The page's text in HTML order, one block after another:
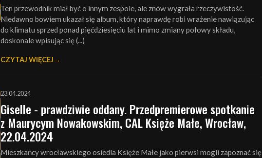
Ten przewodnik miał być o innym zespole, ale znów wygrała rzeczywistość.
Niedawno bowiem ukazał się album, który naprawdę robi wrażenie nawiązując
do klimatu sprzed ponad pięćdziesięciu lat i mimo zmiany połowy składu,
doskonale wpisując się (...)
CZYTAJ WIĘCEJ
23.04.2024
Giselle - prawdziwie oddany. Przedpremierowe spotkanie
z Maurycym Nowakowskim, CAL Księże Małe, Wrocław,
22.04.2024
Mieszkańcy wrocławskiego osiedla Księże Małe jako pierwsi mogli zapoznać się